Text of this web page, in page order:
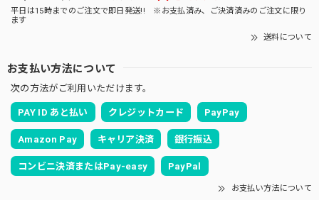
平日は15時までのご注文で即日発送!! ※お支払済み、ご決済済みのご注文に限り
ます
送料について
お支払い方法について
次の方法がご利用いただけます。
PAY ID あと払い クレジットカード PayPay
Amazon Pay キャリア決済 銀行振込
コンビニ決済またはPay-easy PayPal
お支払い方法について